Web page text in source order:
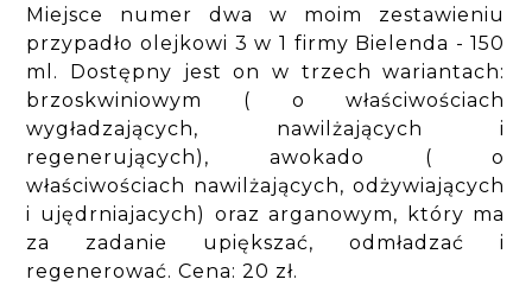
Miejsce numer dwa w moim zestawieniu
przypadło olejkowi 3 w 1 firmy Bielenda - 150
ml. Dostępny jest on w trzech wariantach:
brzoskwiniowym ( o właściwościach
wygładzających, nawilżających i
regenerujących), awokado ( o
właściwościach nawilżających, odżywiających
i ujędrniajacych) oraz arganowym, który ma
za zadanie upiększać, odmładzać i
regenerować. Cena: 20 zł.